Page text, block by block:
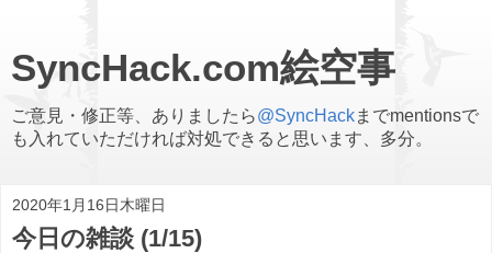
SyncHack.com絵空事
ご意見・修正等、ありましたら@SyncHackまでmentionsで
も入れていただければ対処できると思います、多分。
2020年1月16日木曜日
今日の雑談 (1/15)